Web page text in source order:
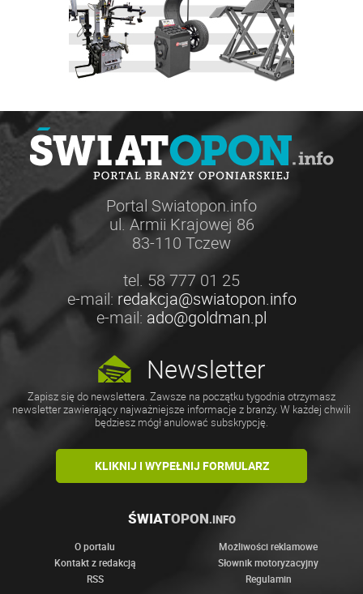
Portal Swiatopon.info
ul. Armii Krajowej 86
83-110 Tczew
tel. 58 777 01 25
e-mail: redakcja@swiatopon.info
e-mail: ado@goldman.pl
Newsletter
Zapisz się do newslettera. Zawsze na początku tygodnia otrzymasz
newsletter zawierający najważniejsze informacje z branży. W każdej chwili
będziesz mógł anulować subskrypcję.
KLIKNIJ I WYPEŁNIJ FORMULARZ
ŚWIATOPON.INFO
O portalu
Możliwości reklamowe
Kontakt z redakcją
Słownik motoryzacyjny
RSS
Regulamin